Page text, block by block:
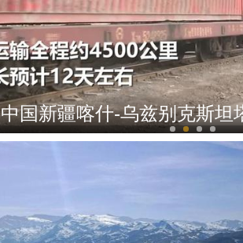
中国新疆喀什-乌兹别克斯坦